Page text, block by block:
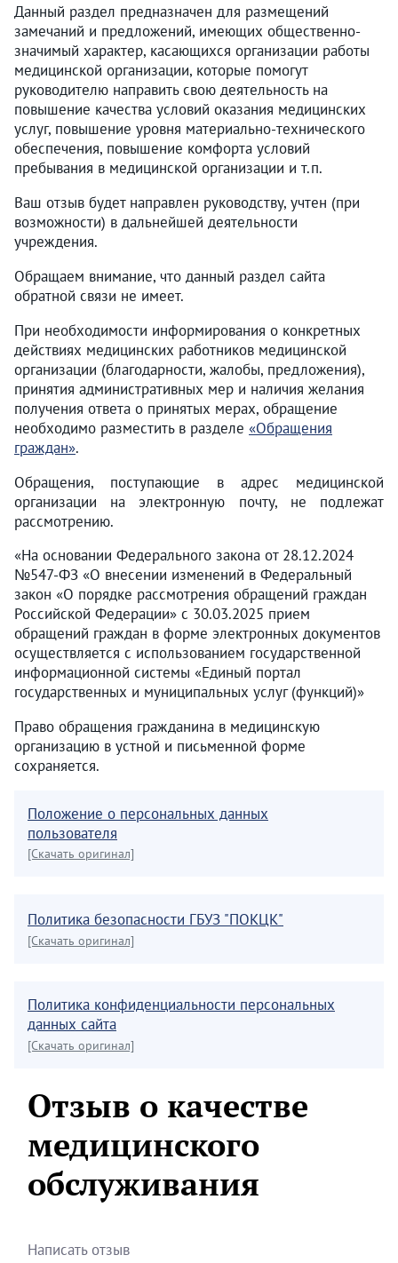
Данный раздел предназначен для размещений
замечаний и предложений, имеющих общественно-
значимый характер, касающихся организации работы
медицинской организации, которые помогут
руководителю направить свою деятельность на
повышение качества условий оказания медицинских
услуг, повышение уровня материально-технического
обеспечения, повышение комфорта условий
пребывания в медицинской организации и т.п.
Ваш отзыв будет направлен руководству, учтен (при
возможности) в дальнейшей деятельности
учреждения.
Обращаем внимание, что данный раздел сайта
обратной связи не имеет.
При необходимости информирования о конкретных
действиях медицинских работников медицинской
организации (благодарности, жалобы, предложения),
принятия административных мер и наличия желания
получения ответа о принятых мерах, обращение
необходимо разместить в разделе «Обращения
граждан».
Обращения, поступающие в адрес медицинской
организации на электронную почту, не подлежат
рассмотрению.
«На основании Федерального закона от 28.12.2024
№547-ФЗ «О внесении изменений в Федеральный
закон «О порядке рассмотрения обращений граждан
Российской Федерации» с 30.03.2025 прием
обращений граждан в форме электронных документов
осуществляется с использованием государственной
информационной системы «Единый портал
государственных и муниципальных услуг (функций)»
Право обращения гражданина в медицинскую
организацию в устной и письменной форме
сохраняется.
Положение о персональных данных
пользователя
[Скачать оригинал]
Политика безопасности ГБУЗ "ПОКЦК"
[Скачать оригинал]
Политика конфиденциальности персональных
данных сайта
[Скачать оригинал]
Отзыв о качестве
медицинского
обслуживания
Написать отзыв